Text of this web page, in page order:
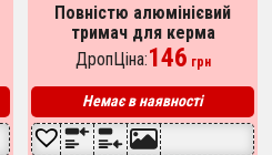
Повністю алюмінієвий
тримач для керма
велосипеда BG-087,
Кріплення телефону на
мотоцикл
ДропЦіна:146 грн
Немає в наявності